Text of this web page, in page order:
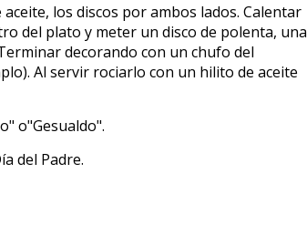
los discos por ambos lados. Calentar
del plato y meter un disco de polenta, una
decorando con un chufo del
Al servir rociarlo con un hilito de aceite
o"Gesualdo".
del Padre.